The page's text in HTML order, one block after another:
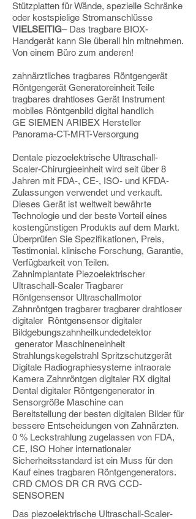
Stützplatten für Wände, spezielle Schränke
oder kostspielige Stromanschlüsse
VIELSEITIG– Das tragbare BIOX-
Handgerät kann Sie überall hin mitnehmen.
Von einem Büro zum anderen!
zahnärztliches tragbares Röntgengerät
Röntgengerät Generatoreinheit Teile
tragbares drahtloses Gerät Instrument
mobiles Röntgenbild digital handlich
GE SIEMEN ARIBEX Hersteller
Panorama-CT-MRT-Versorgung
Dentale piezoelektrische Ultraschall-
Scaler-Chirurgieeinheit wird seit über 8
Jahren mit FDA-, CE-, ISO- und KFDA-
Zulassungen verwendet und verkauft.
Dieses Gerät ist weltweit bewährte
Technologie und der beste Vorteil eines
kostengünstigen Produkts auf dem Markt.
Überprüfen Sie Spezifikationen, Preis,
Testimonial. klinische Forschung, Garantie,
Verfügbarkeit von Teilen.
Zahnimplantate Piezoelektrischer
Ultraschall-Scaler Tragbarer
Röntgensensor Ultraschallmotor
Zahnröntgen tragbarer tragbarer drahtloser
digitaler Röntgensensor digitaler
Bildgebungszahnheilkundedetektor
generator Maschineneinheit
Strahlungskegelstrahl Spritzschutzgerät
Digitale Radiographiesysteme intraorale
Kamera Zahnröntgen digitaler RX digital
Dental digitaler Röntgengenerator in
Sensorgröße Maschine can
Bereitstellung der besten digitalen Bilder für
bessere Entscheidungen von Zahnärzten.
0 % Leckstrahlung zugelassen von FDA,
CE, ISO Hoher internationaler
Sicherheitsstandard ist ein Muss für den
Kauf eines tragbaren Röntgengenerators.
CRD CMOS DR CR RVG CCD-
SENSOREN
Das piezoelektrische Ultraschall-Scaler-